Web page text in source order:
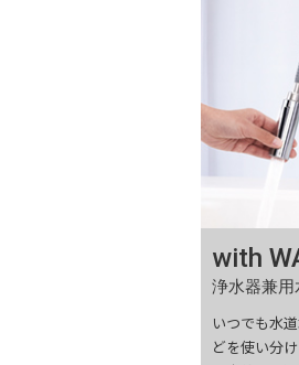
with
浄水器兼用
いつでも水
どを使い分